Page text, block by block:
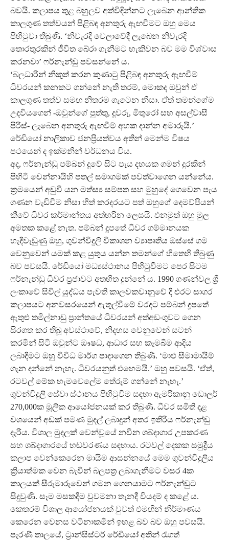
බවයි. කලාපය තුළ බහුලව අත්විඳින්නට ලැබෙන ආන්තික
කාලගුණ තත්වයන් පිළිබඳ අනතුරු ඇඟවීමට ඔහු මෙය
පිහිටුවා තිබුණි. ‘නිවැරදි වෙලාවේදී ලැබෙන නිවැරදි
තොරතුරකින් ජීවිත බේරා ගැනීමට හැකිවන බව මම විශ්වාස
කරනවා’ ෆර්නැන්ඩු පවසන්නේ ය.
‘බලධාරීන් නිකුත් කරන කුණාටු පිළිබඳ අනතුරු ඇඟවීම්
ධීවරයන් කනකට ගන්නේ නැති තරම්, මොකද ඔවුන් ඒ
කාලගුණ තත්ව සමඟ නිතරම ගැටෙන නිසා. ඒත් තමන්ගේම
උදවියගෙන් -ඔවුන්ගේ පුත්තු, දූවරු, මිතුරෝ සහ අසල්වාසී
පිරිස්- ලැබෙන අනතුරු ඇඟවීම් අහක දාන්න අමාරුයි.’
රේඩියෝ නාලිකාව ජනප්‍රියත්වය අතින් මෙන්ම විෂය
පථයෙන් ද ඉක්මනින් වර්ධනය විය.
අද, ෆර්නැන්ඩු පම්බන් දූවේ සිට පැය දහයක ගමන් දුරකින්
පිහිටි චෙන්නායිහි පතල් සමාගමක් පවත්වාගෙන යන්නේය.
ක්‍රමයෙන් අඩුවී යන මත්ස්‍ය සම්පත සහ මුහුදේ ගෙවෙන පැය
ගණන වැඩිවීම නිසා හිත් කරදරයට පත් ඔහුගේ දෙමව්පියන්
කීවේ ධීවර කර්මාන්තය අත්හරින ලෙසයි. එනමුත් ඔහු මුල
අමතක කළේ නැත. පම්බන් දූපතේ ධීවර ගම්මානයක
හැදීවැඩුණු ඔහු, ගුවන්විදුලි විකාශන ව්‍යාපෘතිය ඔස්සේ ගම
වෙනුවෙන් යමක් කළ යුතුය යන්න තමන්ගේ හිතෙහි තිබුණු
බව පවසයි. රේඩියෝ මධ්‍යස්ථානය පිහිටුවීමට පෙර සිටම
ෆර්නැන්ඩු ධීවර ප්‍රජාවට අතහිත දුන්නේ ය. 1990 ගණන්වල ශ්‍රී
ලංකාවේ සිවිල් යුද්ධය පැවති කාලවකවානුවේ දී එරට සාගර
කලාපයට අනවසරයෙන් ඇතුල්වීමේ වරදට පම්බන් දූපතේ
ඇතුළු තමිල්නාඩු ප්‍රාන්තයේ ධීවරයන් අත්අඩංගුවට ගෙන
සිරගත කර තිබූ අවස්ථාවේ, නිදහස වෙනුවෙන් සටන්
කරමින් සිටි ඔවුන්ට ඖෂධ, ආධාර සහ කෑමබීම ආදිය
ලබාදීමට ඔහු විවිධ මාර්ග පාදාගෙන තිබුණි. ‘මාළු සීමාමායිම්
ගැන දන්නේ නැහැ. ධීවරයනුත් එහෙමයි.’ ඔහු පවසයි. ‘ඒත්,
රටවල් මේක හැමවෙලේම තේරුම් ගන්නේ නැහැ.’
ගුවන්විදුලි සේවා ස්ථානය පිහිටුවීම සඳහා ඇමරිකානු ඩොලර්
270,000ක මූලික ආයෝජනයක් කර තිබුණි. ධීවර සමිති දළ
වශයෙන් අඩක් පමණ මුදල් ලබාදුන් අතර ඉතිරිය ෆර්නැන්ඩු
දැරීය. විශාල මුදලක් වෙන්වූයේ නවීන ශබ්දාගාර උපකරණ
සහ ශබ්දාගාරයේ හඬවරණය සඳහාය. රටවල් දෙකක සමුද්‍රීය
කලාප වෙන්කෙරෙන මායිම ආසන්නයේ මෙම ගුවන්විදුලිය
ක්‍රියාත්මක වෙන බැවින් බලපත්‍ර ලබාගැනීමට වසර 4ක
කාලයක් සීරුමාරුවෙන් ගමන ගෙනයාමට ෆර්නැන්ඩුට
සිදුවුණි. සෑම මසකදීම වුවමනා තැනදී වියදම් ද කළේ ය.
කෙතරම් විශාල ආයෝජනයක් වුවත් එමඟින් නිර්මාණය
කෙරෙන වෙනස වටිනාකමින් ඉහළ බව බව ඔහු පවසයි.
පැරණි තාලයේ, ට්‍රාන්සිස්ටර් රේඩියෝ අතින් රැගත්